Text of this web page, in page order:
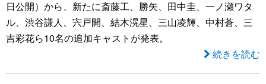
日公開）から、新たに斎藤工、勝矢、田中圭、一ノ瀬ワタ
ル、渋谷謙人、宍戸開、結木滉星、三山凌輝、中村蒼、三
吉彩花ら10名の追加キャストが発表。
続きを読む